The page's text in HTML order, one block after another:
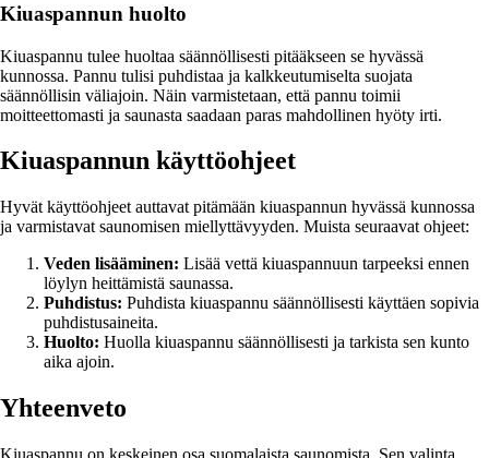
Kiuaspannun huolto
Kiuaspannu tulee huoltaa säännöllisesti pitääkseen se hyvässä
kunnossa. Pannu tulisi puhdistaa ja kalkkeutumiselta suojata
säännöllisin väliajoin. Näin varmistetaan, että pannu toimii
moitteettomasti ja saunasta saadaan paras mahdollinen hyöty irti.
Kiuaspannun käyttöohjeet
Hyvät käyttöohjeet auttavat pitämään kiuaspannun hyvässä kunnossa
ja varmistavat saunomisen miellyttävyyden. Muista seuraavat ohjeet:
Veden lisääminen: Lisää vettä kiuaspannuun tarpeeksi ennen
löylyn heittämistä saunassa.
Puhdistus: Puhdista kiuaspannu säännöllisesti käyttäen sopivia
puhdistusaineita.
Huolto: Huolla kiuaspannu säännöllisesti ja tarkista sen kunto
aika ajoin.
Yhteenveto